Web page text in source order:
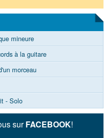
mineure
à la guitare
morceau
- Solo
surFACEBOOK!